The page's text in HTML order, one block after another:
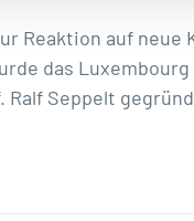
Reaktion auf
das
Ralf Seppelt